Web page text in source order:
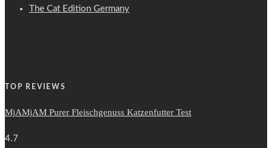
The Cat Edition Germany
TOP REVIEWS
MjAMjAM Purer Fleischgenuss Katzenfutter Test
4.7